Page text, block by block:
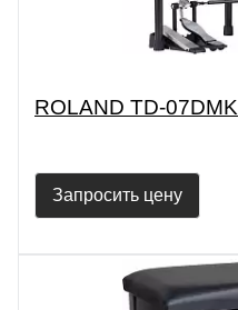
ROLAND TD-07DMK
Запросить цену